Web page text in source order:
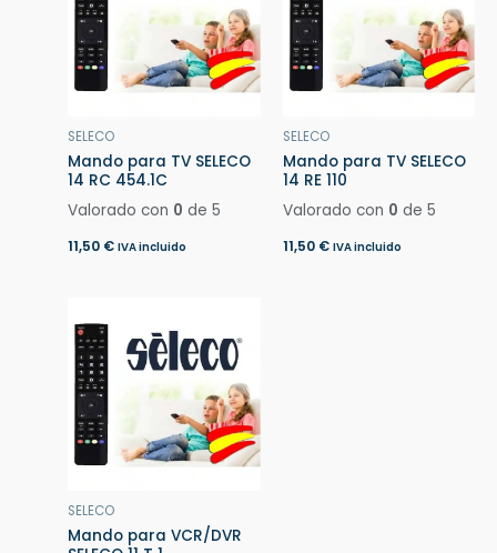
SELECO
Mando para TV SELECO
14 RC 454.1C
Valorado con 0 de 5
11,50 € IVA incluido
SELECO
Mando para TV SELECO
14 RE 110
Valorado con 0 de 5
11,50 € IVA incluido
SELECO
Mando para VCR/DVR